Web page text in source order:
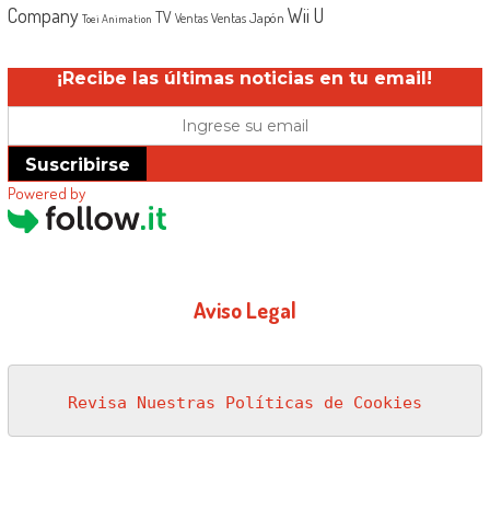
Company Toei Animation TV Ventas Ventas Japón Wii U
¡Recibe las últimas noticias en tu email!
Suscribirse
Powered by
Aviso Legal
Revisa Nuestras Políticas de Cookies